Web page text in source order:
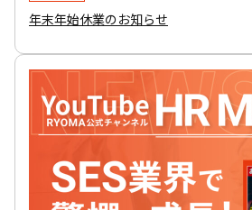
年末年始休業のお知らせ